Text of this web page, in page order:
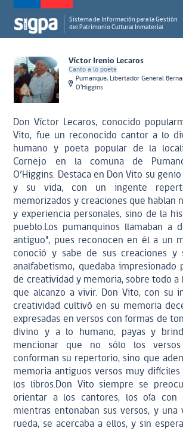
Sistema de Información para la Gestión
del Patrimonio Cultural Inmaterial
Víctor Irenio Lecaros
Canto a lo poeta
Pumanque, Libertador General
O'Higgins
Don Víctor Lecaros, conocido
Vito, fue un reconocido cantor a lo
humano y poeta popular de la
Cornejo en la comuna de
O’Higgins. Destaca en Don Vito su
y su vida, con un ingente
memorizados y creaciones que hablan
y experiencia personales, sino de la
pueblo.Los pumanquinos llamaban a
antiguo", pues reconocen en él a un
conoció y sabe de sus creaciones y
analfabetismo, quedaba impresionado
de creatividad y memoria, sobre todo a
que alcanzo a vivir. Don Vito, con su
creatividad cultivó en su memoria
expresadas en versos con formas de
divino y a lo humano, payas y
mencionar que no sólo los
conforman su repertorio, sino que
memoria antiguos versos muy
los libros.Don Vito siempre se
orientar a los cantores, los oía con
mientras entonaban sus versos, y una
rueda, se acercaba a ellos, y sin